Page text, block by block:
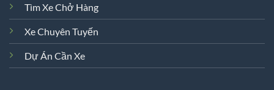
Tìm Xe Chở Hàng
Xe Chuyên Tuyến
Dự Án Cần Xe